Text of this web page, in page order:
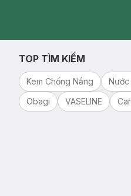
TOP TÌM KIẾM
Kem Chống Nắng
Obagi
VASELINE